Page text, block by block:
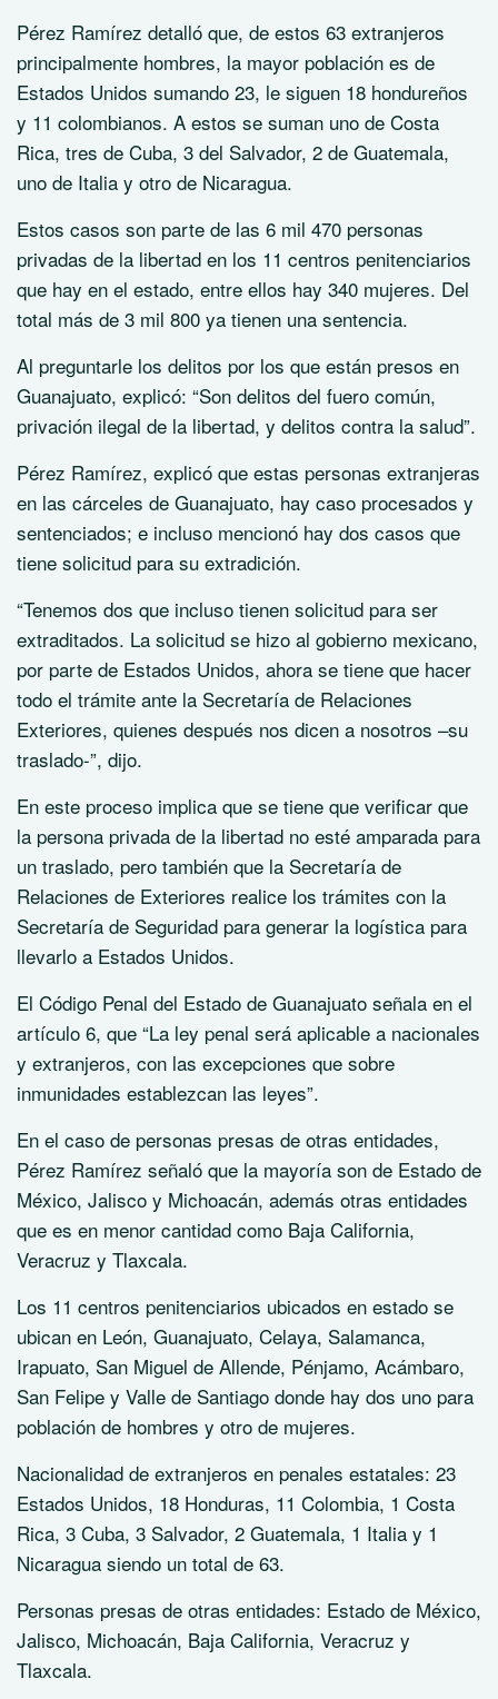
Pérez Ramírez detalló que, de estos 63 extranjeros
principalmente hombres, la mayor población es de
Estados Unidos sumando 23, le siguen 18 hondureños
y 11 colombianos. A estos se suman uno de Costa
Rica, tres de Cuba, 3 del Salvador, 2 de Guatemala,
uno de Italia y otro de Nicaragua.
Estos casos son parte de las 6 mil 470 personas
privadas de la libertad en los 11 centros penitenciarios
que hay en el estado, entre ellos hay 340 mujeres. Del
total más de 3 mil 800 ya tienen una sentencia.
Al preguntarle los delitos por los que están presos en
Guanajuato, explicó: “Son delitos del fuero común,
privación ilegal de la libertad, y delitos contra la salud”.
Pérez Ramírez, explicó que estas personas extranjeras
en las cárceles de Guanajuato, hay caso procesados y
sentenciados; e incluso mencionó hay dos casos que
tiene solicitud para su extradición.
“Tenemos dos que incluso tienen solicitud para ser
extraditados. La solicitud se hizo al gobierno mexicano,
por parte de Estados Unidos, ahora se tiene que hacer
todo el trámite ante la Secretaría de Relaciones
Exteriores, quienes después nos dicen a nosotros –su
traslado-”, dijo.
En este proceso implica que se tiene que verificar que
la persona privada de la libertad no esté amparada para
un traslado, pero también que la Secretaría de
Relaciones de Exteriores realice los trámites con la
Secretaría de Seguridad para generar la logística para
llevarlo a Estados Unidos.
El Código Penal del Estado de Guanajuato señala en el
artículo 6, que “La ley penal será aplicable a nacionales
y extranjeros, con las excepciones que sobre
inmunidades establezcan las leyes”.
En el caso de personas presas de otras entidades,
Pérez Ramírez señaló que la mayoría son de Estado de
México, Jalisco y Michoacán, además otras entidades
que es en menor cantidad como Baja California,
Veracruz y Tlaxcala.
Los 11 centros penitenciarios ubicados en estado se
ubican en León, Guanajuato, Celaya, Salamanca,
Irapuato, San Miguel de Allende, Pénjamo, Acámbaro,
San Felipe y Valle de Santiago donde hay dos uno para
población de hombres y otro de mujeres.
Nacionalidad de extranjeros en penales estatales: 23
Estados Unidos, 18 Honduras, 11 Colombia, 1 Costa
Rica, 3 Cuba, 3 Salvador, 2 Guatemala, 1 Italia y 1
Nicaragua siendo un total de 63.
Personas presas de otras entidades: Estado de México,
Jalisco, Michoacán, Baja California, Veracruz y
Tlaxcala.